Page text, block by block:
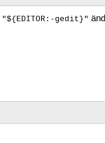
"${EDITOR:-gedit}"